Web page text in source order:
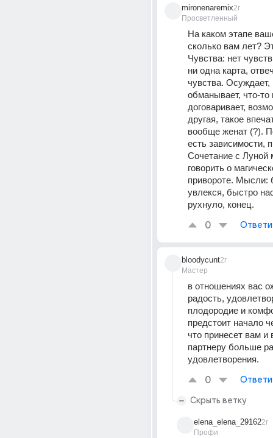
mironenaremix
Просветленный
2г
На каком этапе
сколько вам лет?
Чувства: нет
ни одна карта,
чувства. Осуждает,
обманывает, что-то
договаривает,
другая, такое
вообще женат (?).
есть зависимости,
Сочетание с Луной
говорить о
привороте. Мысли:
увлекся, быстро
рухнуло, конец.
0
bloodycunt
Мастер
2г
в отношениях вас
радость,
плодородие и
предстоит начало
что принесет вам
партнеру больше
удовлетворения.
0
Скрыть ветку
elena_elena_29162
Профи
2г